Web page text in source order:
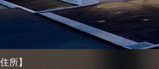
住所】